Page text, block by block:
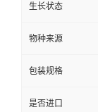
生长状态
物种来源
包装规格
是否进口